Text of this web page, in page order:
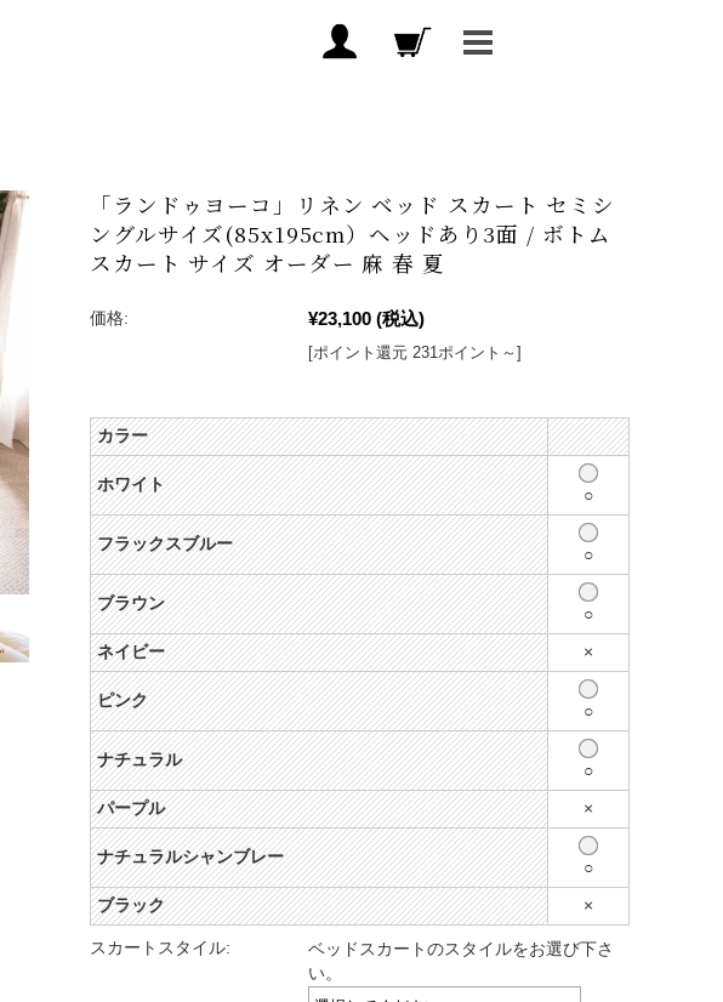
「ランドゥヨーコ」リネン ベッド スカート セミシ
ングルサイズ(85x195cm）ヘッドあり3面 / ボトム
スカート サイズ オーダー 麻 春 夏
価格: ¥23,100 (税込)
[ポイント還元 231ポイント～]
カラー
ホワイト
○
フラックスブルー
○
ブラウン
○
ネイビー ×
ピンク
○
ナチュラル
○
パープル ×
ナチュラルシャンブレー
○
ブラック ×
スカートスタイル:
ベッドスカートのスタイルをお選び下さ
い。